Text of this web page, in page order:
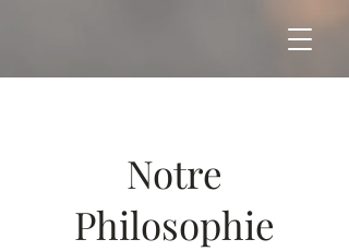
Notre
Philosophie